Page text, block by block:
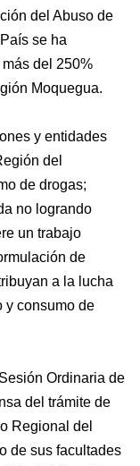
del Abuso de
se ha
del 250%
Moquegua.
y entidades
del
de drogas;
no logrando
un trabajo
de
a la lucha
y consumo de
Ordinaria de
del trámite de
Regional del
de sus facultades